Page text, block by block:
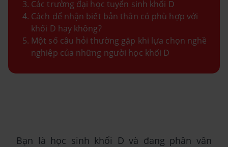
Các trường đại học tuyển sinh khối D
Cách để nhận biết bản thân có phù hợp với
khối D hay không?
Một số câu hỏi thường gặp khi lựa chọn nghề
nghiệp của những người học khối D
Bạn là học sinh khối D và đang phân vân